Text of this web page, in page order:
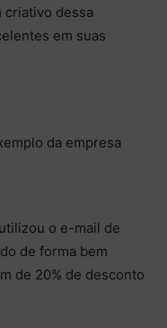
criativo dessa
em suas
o e-mail de
de forma bem
de 20% de desconto